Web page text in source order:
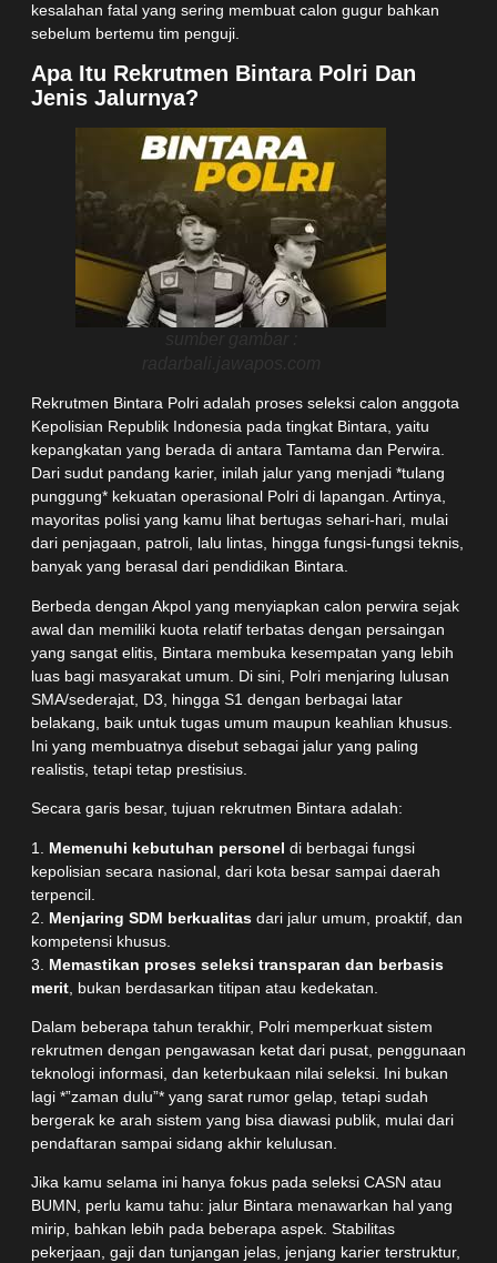
kesalahan fatal yang sering membuat calon gugur bahkan
sebelum bertemu tim penguji.
Apa Itu Rekrutmen Bintara Polri Dan
Jenis Jalurnya?
Rekrutmen Bintara Polri adalah proses seleksi calon anggota
Kepolisian Republik Indonesia pada tingkat Bintara, yaitu
kepangkatan yang berada di antara Tamtama dan Perwira.
Dari sudut pandang karier, inilah jalur yang menjadi *tulang
punggung* kekuatan operasional Polri di lapangan. Artinya,
mayoritas polisi yang kamu lihat bertugas sehari-hari, mulai
dari penjagaan, patroli, lalu lintas, hingga fungsi-fungsi teknis,
banyak yang berasal dari pendidikan Bintara.
Berbeda dengan Akpol yang menyiapkan calon perwira sejak
awal dan memiliki kuota relatif terbatas dengan persaingan
yang sangat elitis, Bintara membuka kesempatan yang lebih
luas bagi masyarakat umum. Di sini, Polri menjaring lulusan
SMA/sederajat, D3, hingga S1 dengan berbagai latar
belakang, baik untuk tugas umum maupun keahlian khusus.
Ini yang membuatnya disebut sebagai jalur yang paling
realistis, tetapi tetap prestisius.
Secara garis besar, tujuan rekrutmen Bintara adalah:
1. Memenuhi kebutuhan personel di berbagai fungsi
kepolisian secara nasional, dari kota besar sampai daerah
terpencil.
2. Menjaring SDM berkualitas dari jalur umum, proaktif, dan
kompetensi khusus.
3. Memastikan proses seleksi transparan dan berbasis
merit , bukan berdasarkan titipan atau kedekatan.
Dalam beberapa tahun terakhir, Polri memperkuat sistem
rekrutmen dengan pengawasan ketat dari pusat, penggunaan
teknologi informasi, dan keterbukaan nilai seleksi. Ini bukan
lagi *”zaman dulu”* yang sarat rumor gelap, tetapi sudah
bergerak ke arah sistem yang bisa diawasi publik, mulai dari
pendaftaran sampai sidang akhir kelulusan.
Jika kamu selama ini hanya fokus pada seleksi CASN atau
BUMN, perlu kamu tahu: jalur Bintara menawarkan hal yang
mirip, bahkan lebih pada beberapa aspek. Stabilitas
pekerjaan, gaji dan tunjangan jelas, jenjang karier terstruktur,